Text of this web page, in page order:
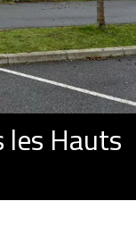
Hauts